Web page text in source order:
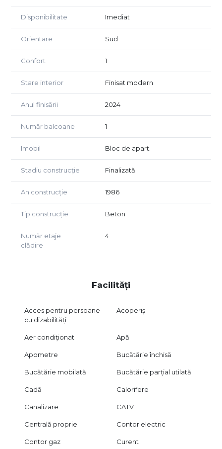
Disponibilitate Imediat
Orientare Sud
Confort 1
Stare interior Finisat modern
Anul finisării 2024
Număr balcoane 1
Imobil Bloc de apart.
Stadiu construcție Finalizată
An construcție 1986
Tip construcție Beton
Număr etaje
clădire
4
Facilități
Acces pentru persoane
cu dizabilități
Acoperiș
Aer condiționat Apă
Apometre Bucătărie închisă
Bucătărie mobilată Bucătărie parțial utilată
Cadă Calorifere
Canalizare CATV
Centrală proprie Contor electric
Contor gaz Curent